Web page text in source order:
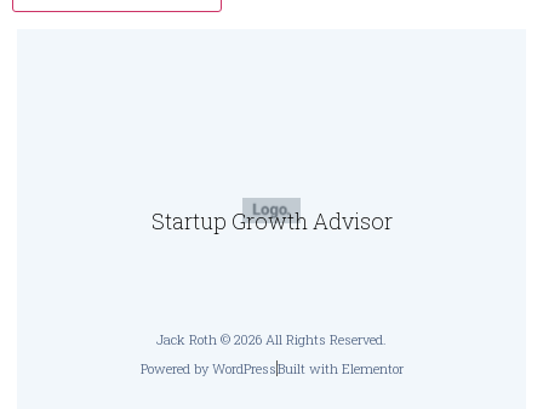
Startup Growth Advisor
Jack Roth © 2026 All Rights Reserved.
Powered by WordPressBuilt with Elementor